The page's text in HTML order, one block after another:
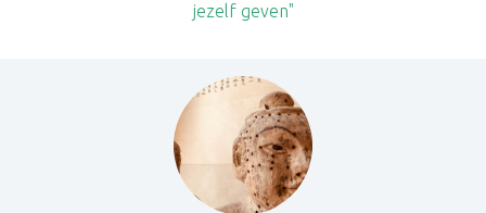
jezelf geven"